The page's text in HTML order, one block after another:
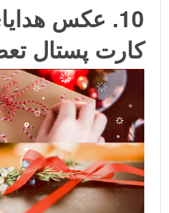
10. عکس
کارت پستال